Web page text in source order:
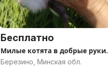
Бесплатно
Милые котята в добрые руки.
Березино, Минская обл.